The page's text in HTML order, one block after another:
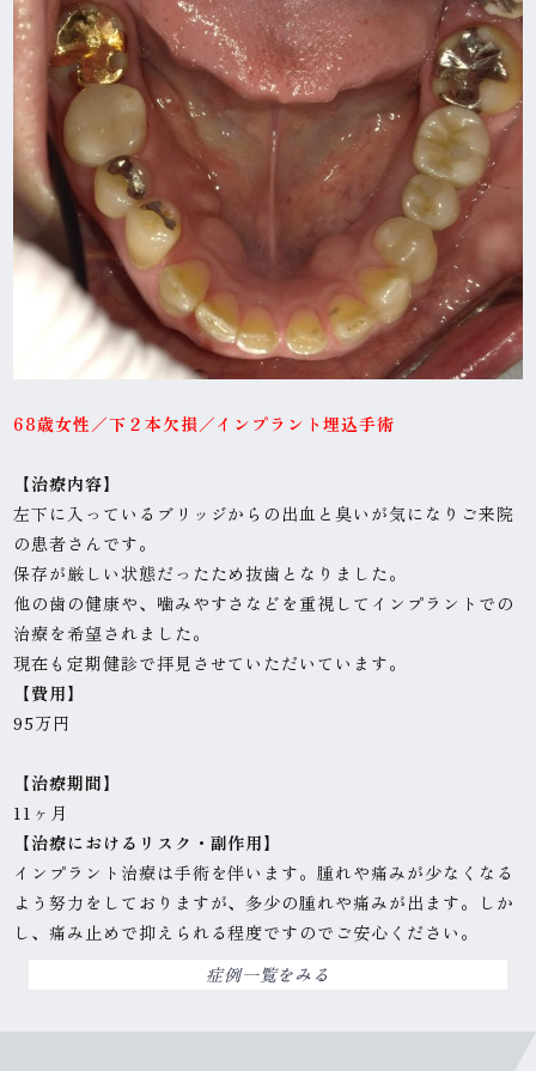
68歳女性／下２本欠損／インプラント埋込手術
【治療内容】
左下に入っているブリッジからの出血と臭いが気になりご来院
の患者さんです。
保存が厳しい状態だったため抜歯となりました。
他の歯の健康や、噛みやすさなどを重視してインプラントでの
治療を希望されました。
現在も定期健診で拝見させていただいています。
【費用】
95万円
【治療期間】
11ヶ月
【治療におけるリスク・副作用】
インプラント治療は手術を伴います。腫れや痛みが少なくなる
よう努力をしておりますが、多少の腫れや痛みが出ます。しか
し、痛み止めで抑えられる程度ですのでご安心ください。
症例一覧をみる